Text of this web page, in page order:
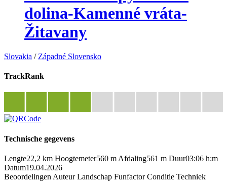
dolina-Kamenné vráta-
Žitavany
Slovakia / Západné Slovensko
TrackRank
Technische gegevens
Lengte22,2 km Hoogtemeter560 m Afdaling561 m Duur03:06 h:m
Datum19.04.2026
Beoordelingen Auteur Landschap Funfactor Conditie Techniek